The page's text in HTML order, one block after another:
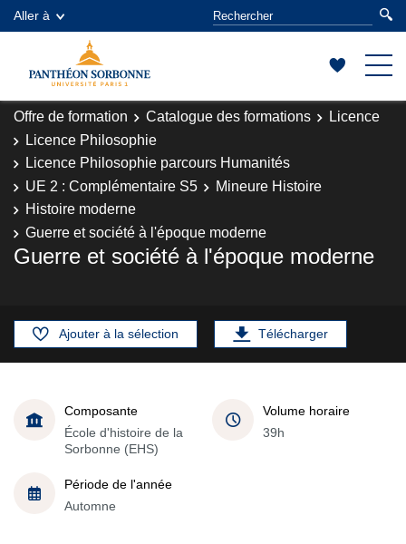
Aller à
Offre de formation Catalogue des formations
Licence
Licence Philosophie
Licence Philosophie parcours Humanités
UE 2 : Complémentaire S5
Mineure Histoire
Histoire moderne
Guerre et société à l'époque moderne
Guerre et société à l'époque moderne
Ajouter à la sélection Télécharger
Composante
École d'histoire de la
Sorbonne (EHS)
Volume horaire
39h
Période de l'année
Automne